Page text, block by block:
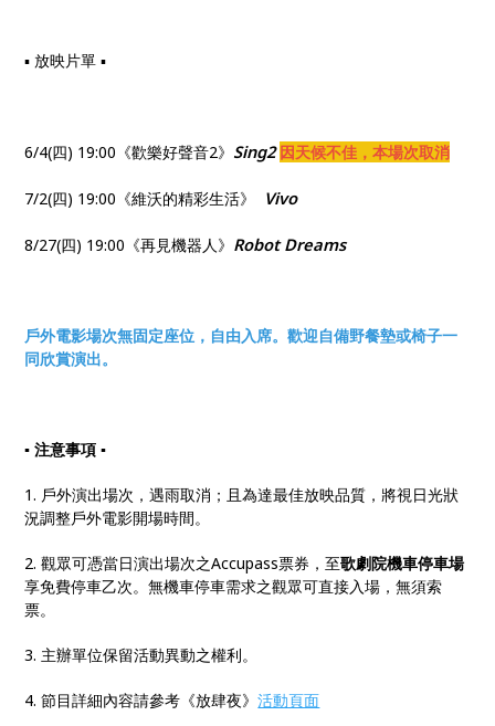
▪ 放映片單 ▪
6/4(四) 19:00《歡樂好聲音2》 Sing2因天候不佳，本場次取消
7/2(四) 19:00《維沃的精彩生活》 Vivo
8/27(四) 19:00《再見機器人》 Robot Dreams
戶外電影場次無固定座位，自由入席。歡迎自備野餐墊或椅子一
同欣賞演出。
▪ 注意事項 ▪
1. 戶外演出場次，遇雨取消；且為達最佳放映品質，將視日光狀
況調整戶外電影開場時間。
2. 觀眾可憑當日演出場次之Accupass票券，至歌劇院機車停車場
享免費停車乙次。無機車停車需求之觀眾可直接入場，無須索
票。
3. 主辦單位保留活動異動之權利。
4. 節目詳細內容請參考《放肆夜》活動頁面